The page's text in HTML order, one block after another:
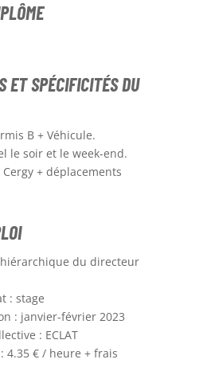
ET SPÉCIFICITÉS DU
B + Véhicule.
le soir et le week-end.
Cergy + déplacements
hiérarchique du directeur
: stage
: janvier-février 2023
: ECLAT
4.35 € / heure + frais